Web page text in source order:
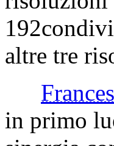
192
altre tre
in primo